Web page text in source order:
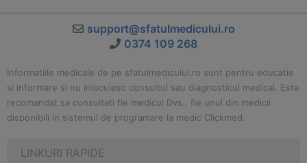
support@sfatulmedicului.ro
0374 109 268
Informatiile medicale de pe sfatulmedicului.ro sunt pentru educatie
si informare si nu inlocuiesc consultul sau diagnosticul medical. Este
recomandat sa consultati fie medicul Dvs., fie unul din medicii
disponibili in sistemul de programare la medic Clickmed.
LINKURI RAPIDE